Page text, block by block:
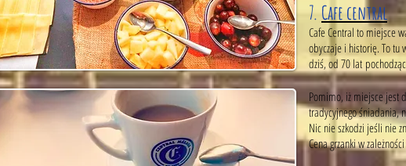
7. Cafe central
Cafe Central to miejsce
obyczaje i historię. To tu
dziś, od 70 lat
Pomimo, iż miejsce jest
tradycyjnego śniadania,
Nic nie szkodzi jeśli nie
Cena grzanki w